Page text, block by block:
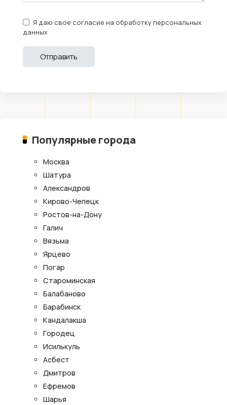
Я даю свое согласие на обработку персональных
данных
Популярные города
Москва
Шатура
Александров
Кирово-Чепецк
Ростов-на-Дону
Галич
Вязьма
Ярцево
Погар
Староминская
Балабаново
Барабинск
Кандалакша
Городец
Исилькуль
Асбест
Дмитров
Ефремов
Шарья